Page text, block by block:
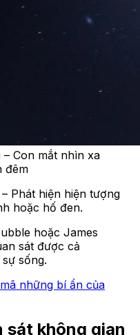
Con mắt nhìn xa
đêm
– Phát hiện hiện tượng
hoặc hố đen.
hoặc James
sát được cả
sống.
những bí ẩn của
sát không gian